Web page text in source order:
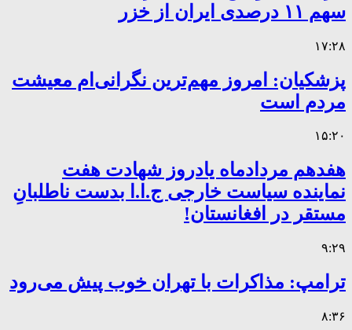
سهم ۱۱ درصدی ایران از خزر
۱۷:۲۸
پزشکیان: امروز مهم‌ترین نگرانی‌ام معیشت
مردم است
۱۵:۲۰
هفدهم مردادماه یادروز شهادت هفت
نماینده سیاست خارجی ج.ا.ا بدست ناطلبانِ
مستقر در افغانستان!
۹:۲۹
ترامپ: مذاکرات با تهران خوب پیش می‌رود
۸:۳۶